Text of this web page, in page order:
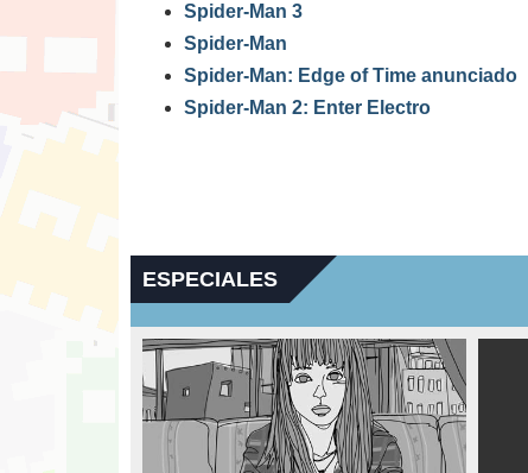
Spider-Man 3
Spider-Man
Spider-Man: Edge of Time anunciado
Spider-Man 2: Enter Electro
ESPECIALES